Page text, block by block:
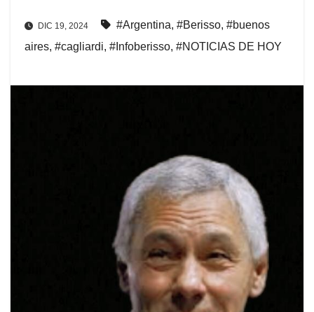
DIC 19, 2024 #Argentina, #Berisso, #buenos
aires, #cagliardi, #Infoberisso, #NOTICIAS DE HOY